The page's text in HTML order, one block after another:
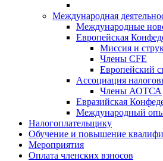
Международная
Международные
Европейская
Миссия и
Члены CFE
Европейский
Ассоциация
Члены АОТСА
Евразийская
Международный
Налогоплательщику
Обучение и повышение
Мероприятия
Оплата членских взносов